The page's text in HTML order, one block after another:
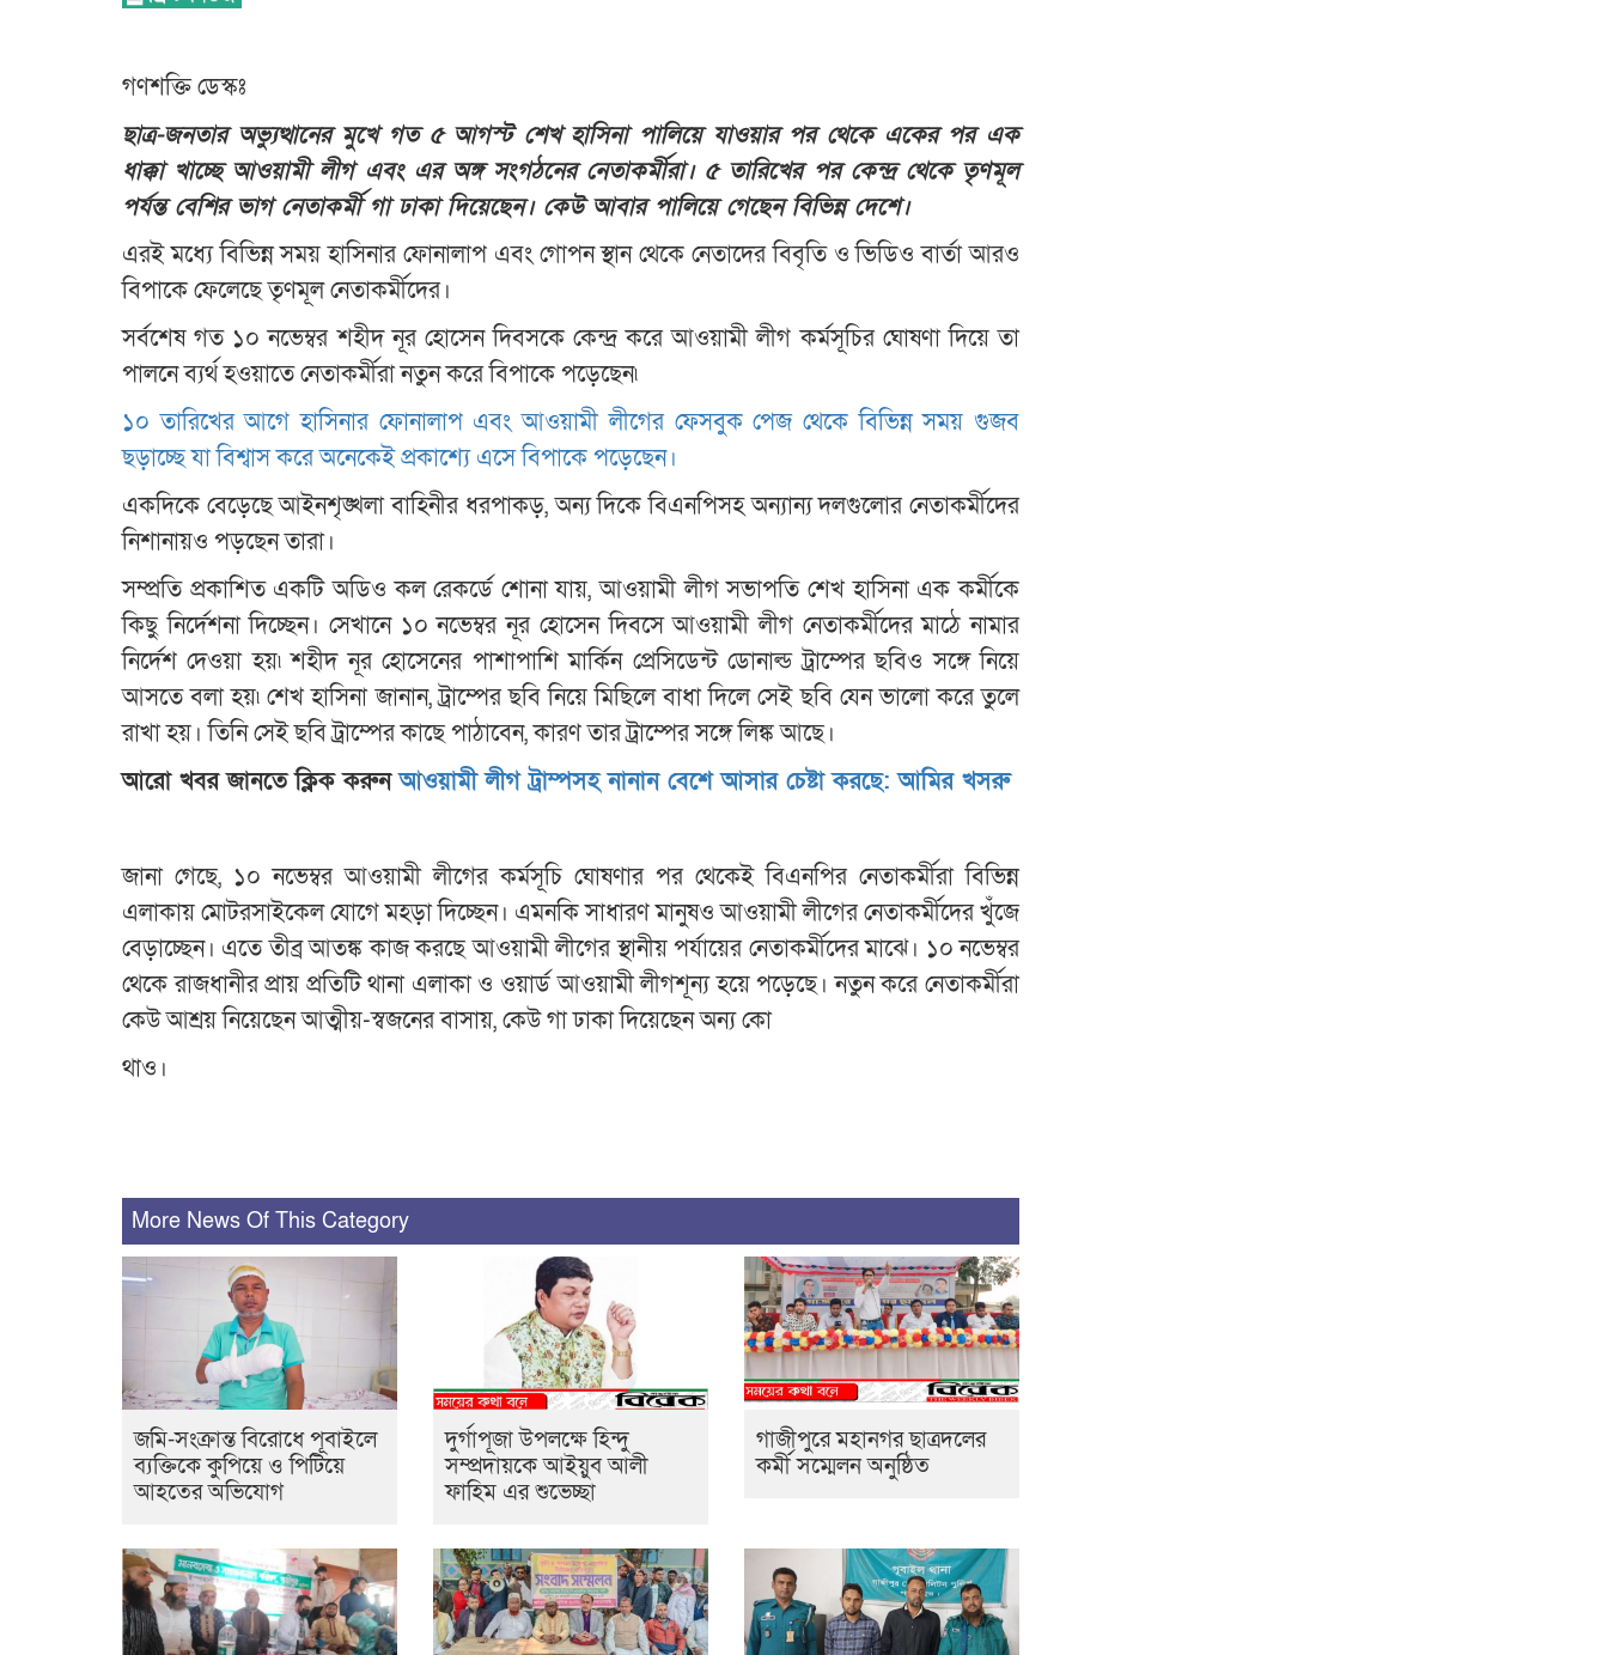
গণশক্তি ডেস্কঃ
ছাত্র-জনতার অভ্যুত্থানের মুখে গত ৫ আগস্ট শেখ হাসিনা পালিয়ে যাওয়ার পর থেকে একের পর এক
ধাক্কা খাচ্ছে আওয়ামী লীগ এবং এর অঙ্গ সংগঠনের নেতাকর্মীরা। ৫ তারিখের পর কেন্দ্র থেকে তৃণমূল
পর্যন্ত বেশির ভাগ নেতাকর্মী গা ঢাকা দিয়েছেন। কেউ আবার পালিয়ে গেছেন বিভিন্ন দেশে।
এরই মধ্যে বিভিন্ন সময় হাসিনার ফোনালাপ এবং গোপন স্থান থেকে নেতাদের বিবৃতি ও ভিডিও বার্তা আরও
বিপাকে ফেলেছে তৃণমূল নেতাকর্মীদের।
সর্বশেষ গত ১০ নভেম্বর শহীদ নূর হোসেন দিবসকে কেন্দ্র করে আওয়ামী লীগ কর্মসূচির ঘোষণা দিয়ে তা
পালনে ব্যর্থ হওয়াতে নেতাকর্মীরা নতুন করে বিপাকে পড়েছেন৷
১০ তারিখের আগে হাসিনার ফোনালাপ এবং আওয়ামী লীগের ফেসবুক পেজ থেকে বিভিন্ন সময় গুজব
ছড়াচ্ছে যা বিশ্বাস করে অনেকেই প্রকাশ্যে এসে বিপাকে পড়েছেন।
একদিকে বেড়েছে আইনশৃঙ্খলা বাহিনীর ধরপাকড়, অন্য দিকে বিএনপিসহ অন্যান্য দলগুলোর নেতাকর্মীদের
নিশানায়ও পড়ছেন তারা।
সম্প্রতি প্রকাশিত একটি অডিও কল রেকর্ডে শোনা যায়, আওয়ামী লীগ সভাপতি শেখ হাসিনা এক কর্মীকে
কিছু নির্দেশনা দিচ্ছেন। সেখানে ১০ নভেম্বর নূর হোসেন দিবসে আওয়ামী লীগ নেতাকর্মীদের মাঠে নামার
নির্দেশ দেওয়া হয়৷ শহীদ নূর হোসেনের পাশাপাশি মার্কিন প্রেসিডেন্ট ডোনাল্ড ট্রাম্পের ছবিও সঙ্গে নিয়ে
আসতে বলা হয়৷ শেখ হাসিনা জানান, ট্রাম্পের ছবি নিয়ে মিছিলে বাধা দিলে সেই ছবি যেন ভালো করে তুলে
রাখা হয়। তিনি সেই ছবি ট্রাম্পের কাছে পাঠাবেন, কারণ তার ট্রাম্পের সঙ্গে লিঙ্ক আছে।
আরো খবর জানতে ক্লিক করুনআওয়ামী লীগ ট্রাম্পসহ নানান বেশে আসার চেষ্টা করছে: আমির খসরু
জানা গেছে, ১০ নভেম্বর আওয়ামী লীগের কর্মসূচি ঘোষণার পর থেকেই বিএনপির নেতাকর্মীরা বিভিন্ন
এলাকায় মোটরসাইকেল যোগে মহড়া দিচ্ছেন। এমনকি সাধারণ মানুষও আওয়ামী লীগের নেতাকর্মীদের খুঁজে
বেড়াচ্ছেন। এতে তীব্র আতঙ্ক কাজ করছে আওয়ামী লীগের স্থানীয় পর্যায়ের নেতাকর্মীদের মাঝে। ১০ নভেম্বর
থেকে রাজধানীর প্রায় প্রতিটি থানা এলাকা ও ওয়ার্ড আওয়ামী লীগশূন্য হয়ে পড়েছে। নতুন করে নেতাকর্মীরা
কেউ আশ্রয় নিয়েছেন আত্মীয়-স্বজনের বাসায়, কেউ গা ঢাকা দিয়েছেন অন্য কো
থাও।
More News Of This Category
জমি-সংক্রান্ত বিরোধে পূবাইলে
ব্যক্তিকে কুপিয়ে ও পিটিয়ে
আহতের অভিযোগ
দুর্গাপূজা উপলক্ষে হিন্দু
সম্প্রদায়কে আইয়ুব আলী
ফাহিম এর শুভেচ্ছা
গাজীপুরে মহানগর ছাত্রদলের
কর্মী সম্মেলন অনুষ্ঠিত